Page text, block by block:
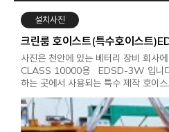
설치사진
크린룸 호이스트(특수호이스트
사진은 천안에 있는 베터리 장비 회사
CLASS 10000용 EDSD-3W 입니
하는 곳에서 사용되는 특수 제작 호이